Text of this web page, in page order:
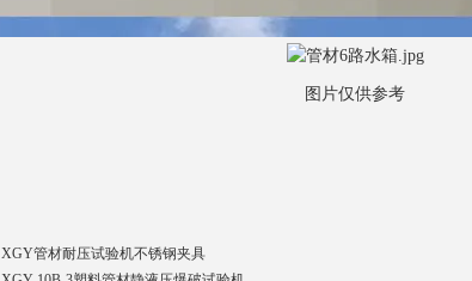
图片仅供参考
XGY管材耐压试验机不锈钢夹具